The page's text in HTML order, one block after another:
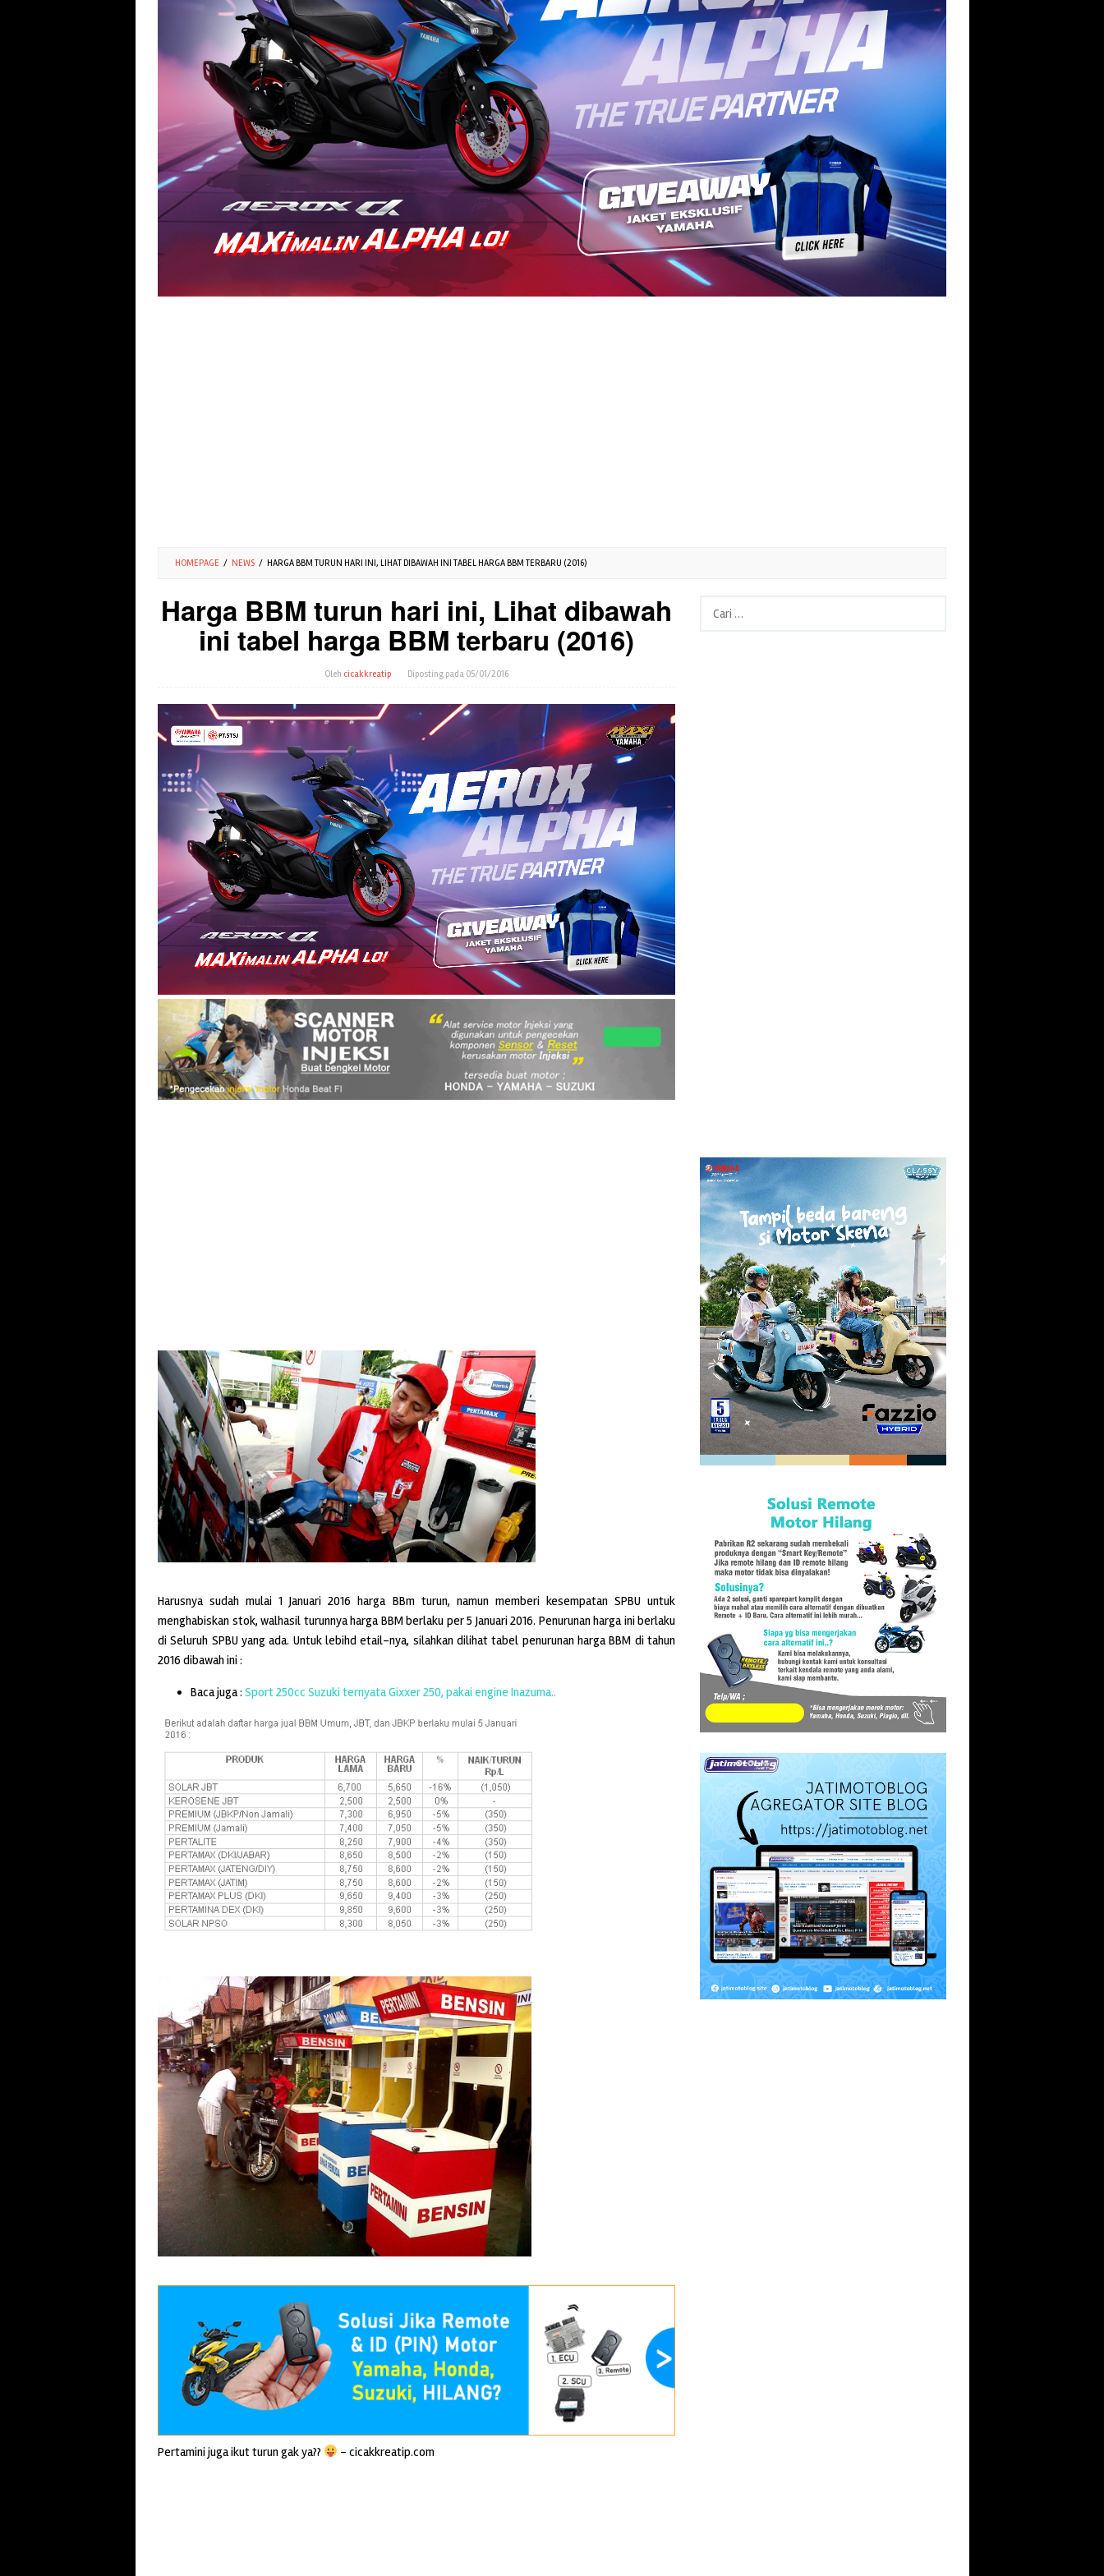
HOMEPAGE / NEWS / HARGA BBM TURUN HARI INI, LIHAT DIBAWAH INI TABEL HARGA BBM TERBARU (2016)
Harga BBM turun hari ini, Lihat dibawah
ini tabel harga BBM terbaru (2016)
Oleh cicakkreatip Diposting pada 05/01/2016
Harusnya sudah mulai 1 Januari 2016 harga BBm turun, namun memberi kesempatan SPBU untuk
menghabiskan stok, walhasil turunnya harga BBM berlaku per 5 Januari 2016. Penurunan harga ini berlaku
di Seluruh SPBU yang ada. Untuk lebihd etail-nya, silahkan dilihat tabel penurunan harga BBM di tahun
2016 dibawah ini :
Baca juga : Sport 250cc Suzuki ternyata Gixxer 250, pakai engine Inazuma..
Pertamini juga ikut turun gak ya?? – cicakkreatip.com